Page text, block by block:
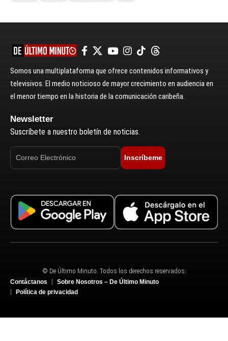
Somos una multiplataforma que ofrece contenidos informativos y
televisivos. El medio noticioso de mayor crecimiento en audiencia en
el menor tiempo en la historia de la comunicación caribeña.
Newsletter
Suscríbete a nuestro boletín de noticias.
Inscríbeme
© De Último Minuto. Todos los derechos reservados.
Contáctanos
Sobre Nosotros – De Último Minuto
Política de privacidad